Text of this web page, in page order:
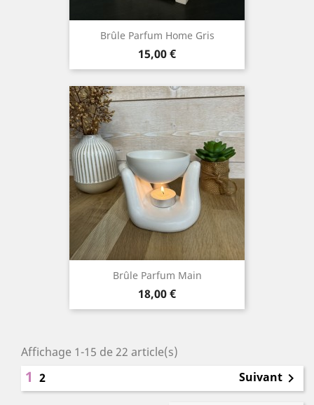
Brûle Parfum Home Gris
Prix
15,00 €
Brûle Parfum Main
Prix
18,00 €
Affichage 1-15 de 22 article(s)
1 2 Suivant 